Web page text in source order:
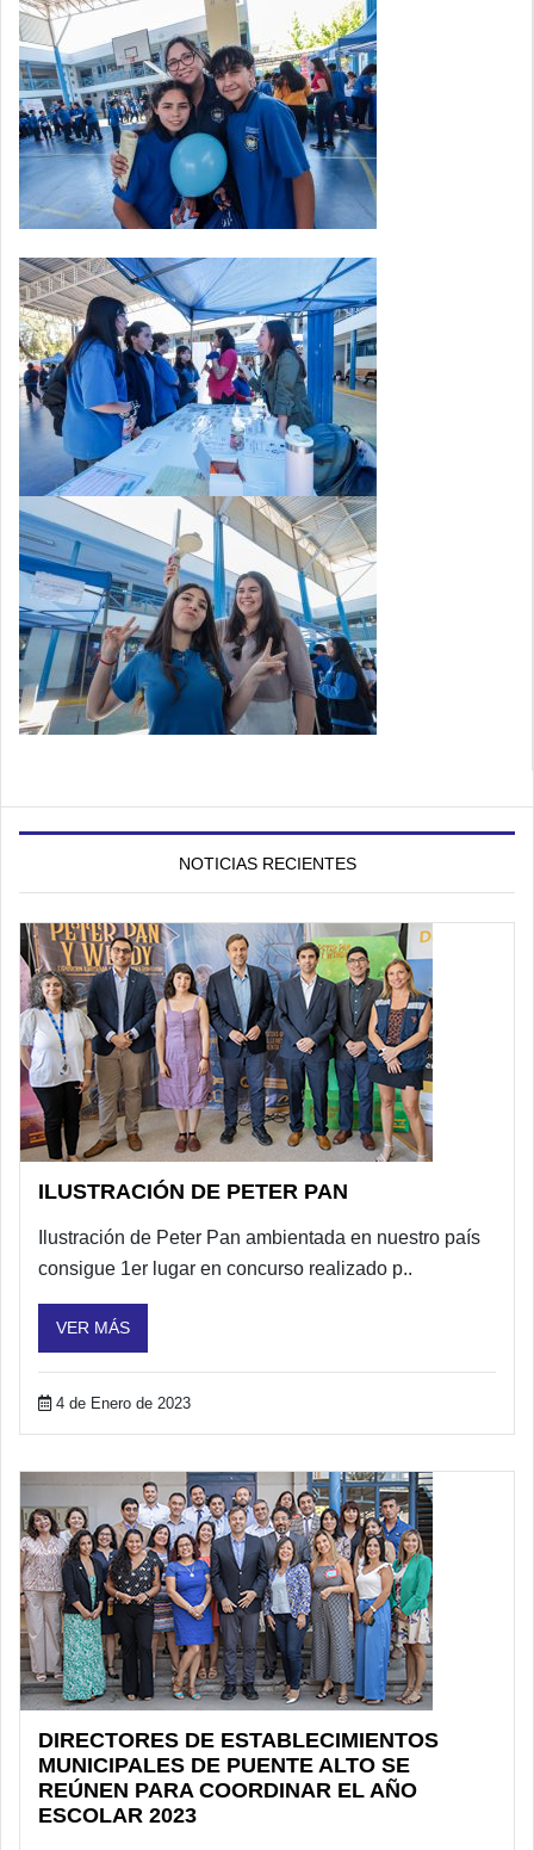
NOTICIAS RECIENTES
ILUSTRACIÓN DE PETER PAN
Ilustración de Peter Pan ambientada en nuestro país
consigue 1er lugar en concurso realizado p..
VER MÁS
4 de Enero de 2023
DIRECTORES DE ESTABLECIMIENTOS
MUNICIPALES DE PUENTE ALTO SE
REÚNEN PARA COORDINAR EL AÑO
ESCOLAR 2023